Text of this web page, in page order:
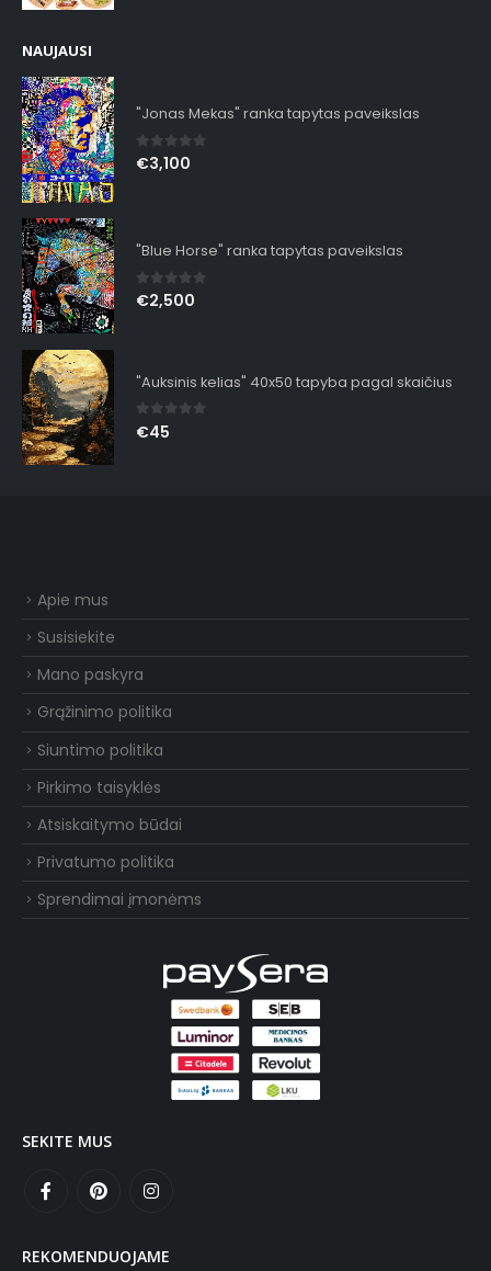
NAUJAUSI
"Jonas Mekas" ranka tapytas paveikslas
0out of 5
€3,100
"Blue Horse" ranka tapytas paveikslas
0out of 5
€2,500
"Auksinis kelias" 40x50 tapyba pagal skaičius
0out of 5
€45
Apie mus
Susisiekite
Mano paskyra
Grąžinimo politika
Siuntimo politika
Pirkimo taisyklės
Atsiskaitymo būdai
Privatumo politika
Sprendimai įmonėms
SEKITE MUS
REKOMENDUOJAME